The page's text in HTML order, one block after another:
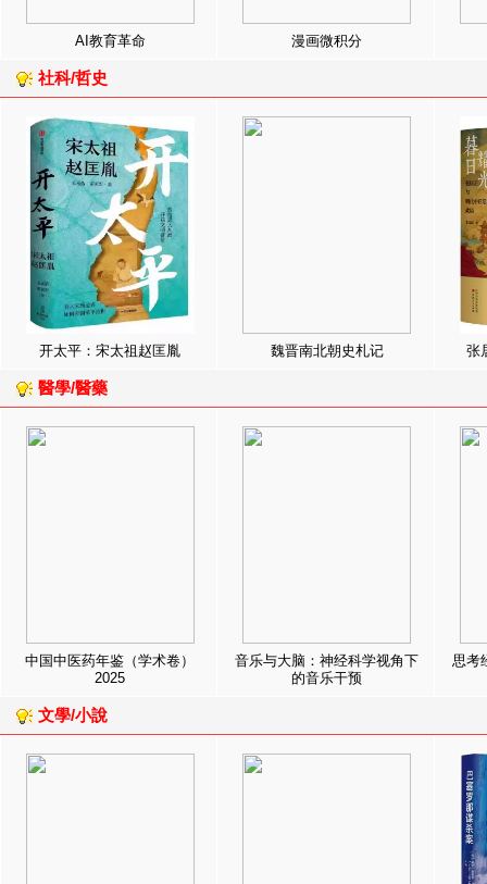
AI教育革命 漫画微积分
社科/哲史
开太平：宋太祖赵匡胤 魏晋南北朝史札记 张
醫學/醫藥
中国中医药年鉴（学术卷）
2025
音乐与大脑：神经科学视角下
的音乐干预
思考
文學/小說